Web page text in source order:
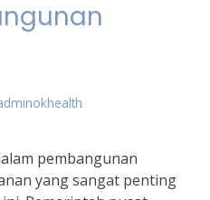
pembangunan
yang sangat penting